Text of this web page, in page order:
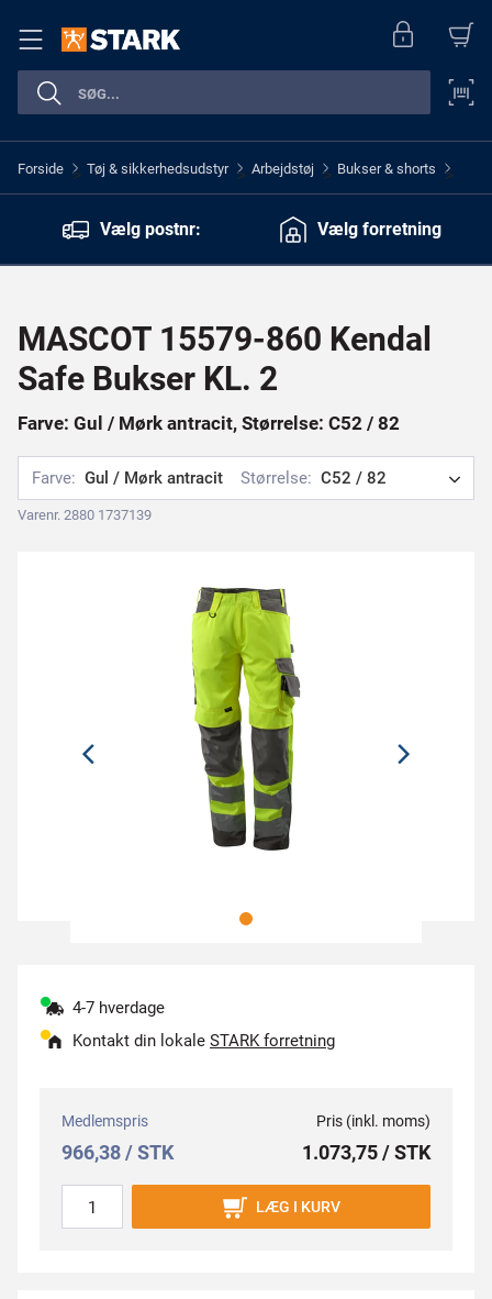
Forside > Tøj & sikkerhedsudstyr > Arbejdstøj > Bukser & shorts >
Vælg postnr: Vælg forretning
MASCOT 15579-860 Kendal
Safe Bukser KL. 2
Farve: Gul / Mørk antracit, Størrelse: C52 / 82
Farve: Gul / Mørk antracit Størrelse: C52 / 82
Varenr. 2880 1737139
4-7 hverdage
Kontakt din lokale STARK forretning
Medlemspris
966,38 / STK
Pris (inkl. moms)
1.073,75 / STK
LÆG I KURV